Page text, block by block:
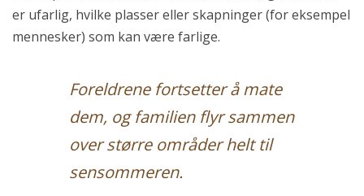
er ufarlig, hvilke plasser eller skapninger (for eksempel
mennesker) som kan være farlige.
Foreldrene fortsetter å mate
dem, og familien flyr sammen
over større områder helt til
sensommeren.